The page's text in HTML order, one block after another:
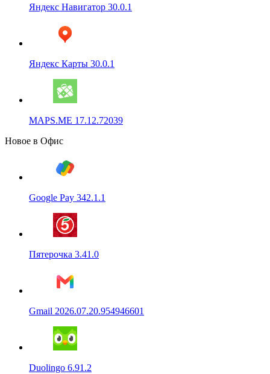
Яндекс Навигатор 30.0.1
Яндекс Карты 30.0.1
MAPS.ME 17.12.72039
Новое в Офис
Google Pay 342.1.1
Пятерочка 3.41.0
Gmail 2026.07.20.954946601
Duolingo 6.91.2